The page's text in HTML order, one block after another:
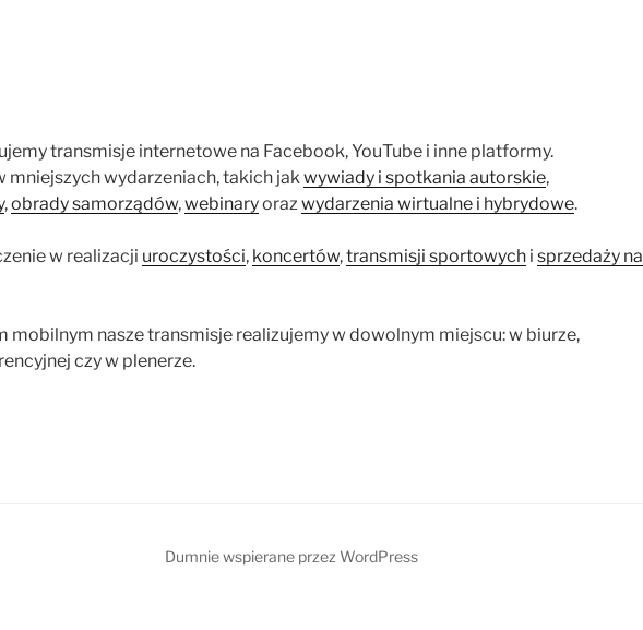
transmisje internetowe na Facebook, YouTube i inne platformy.
mniejszych wydarzeniach, takich jak wywiady i spotkania autorskie,
,obrady samorządów,webinaryoraz wydarzenia wirtualne i hybrydowe.
w realizacji uroczystości, koncertów,transmisji sportowych i sprzedaży na
mobilnym nasze transmisje realizujemy w dowolnym miejscu: w biurze,
czy w plenerze.
Dumnie wspierane przez WordPress